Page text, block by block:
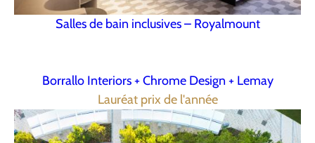
Salles de bain inclusives – Royalmount
Borrallo Interiors + Chrome Design + Lemay
Lauréat prix de l'année